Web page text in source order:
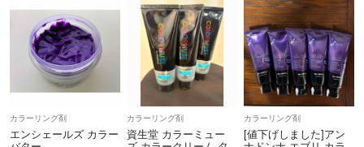
◇ホワイトブリーチ ブルーブリーチ ワイエスパーク アディクシー カ
ラーバター プリミエンス ナプラ N. ルベル イルミナ ウエラ ロレア
ルパリ プリオール シアオイル マニックパニック ホーユー ソマル
カ ジェミールフラン タマリス オージュア トキオ ブローネ サイオ
ス ビゲン サロンドプロ ダリヤ ヘンケル シエロ アリミノ リーゼ パ
♥️カラーの色味は一切加工していません♡
♥️カラー後の乳化はすごく大事です！
⚠️仕上がりは自己責任でお願いします
カラーリング剤
エンシェールズ カラー
カラーリング剤
資生堂 カラーミュー
カラーリング剤
[値下げしました]アン